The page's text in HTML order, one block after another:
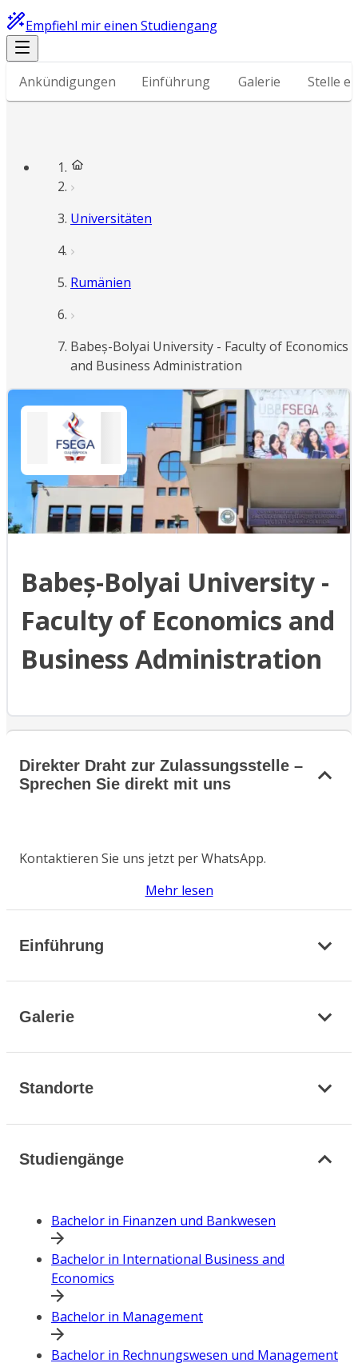
Empfiehl mir einen Studiengang
Ankündigungen Einführung Galerie Stelle
Universitäten
Rumänien
Babeș-Bolyai University - Faculty of Economics
and Business Administration
Babeș-Bolyai University -
Faculty of Economics and
Business Administration
Direkter Draht zur Zulassungsstelle –
Sprechen Sie direkt mit uns
Kontaktieren Sie uns jetzt per WhatsApp.
Mehr lesen
Einführung
Galerie
Standorte
Studiengänge
Bachelor in Finanzen und Bankwesen
Bachelor in International Business and
Economics
Bachelor in Management
Bachelor in Rechnungswesen und Management